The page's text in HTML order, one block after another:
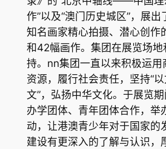
作”以及“澳门历史城区”，展出
知名画家精心拍摄、潜心创作
和42幅画作。集团在展览场地
持。nn集团一直以来积极运用
资源，履行社会责任，坚持“
文”，弘扬中华文化。于展览
办学团体、青年团体合作，举
动，让港澳青少年对于国家的
建设有更深入的了解与认识，